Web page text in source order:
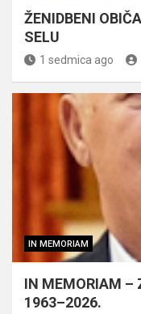
ŽENIDBENI
SELU
1 sedmica ago
IN MEMORIAM
IN MEMORIAM –
1963–2026.